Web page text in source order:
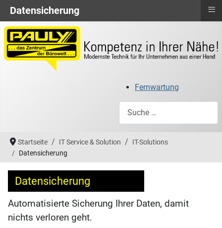
Fernwartung
Startseite IT Service & Solution
IT-Solutions
Datensicherung
Datensicherung
Automatisierte Sicherung Ihrer Daten, damit
nichts verloren geht.
Datensicherung ≡